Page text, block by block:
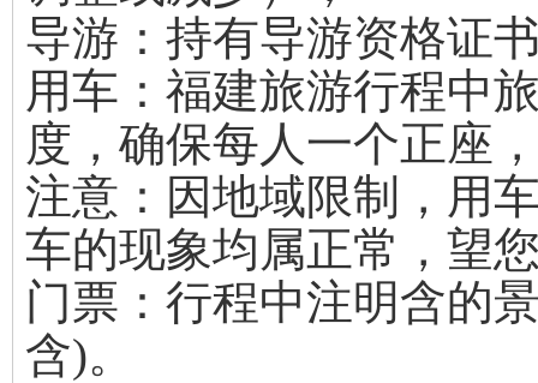
导游：持有导游资格证
用车：福建旅游行程中
度，确保每人一个正座
注意：因地域限制，用
车的现象均属正常，望
门票：行程中注明含的
含)。